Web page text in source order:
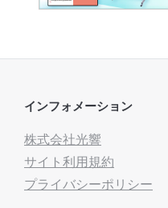
インフォメーション
株式会社光響
サイト利用規約
プライバシーポリシー